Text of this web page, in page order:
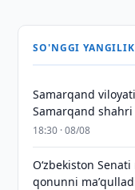
SO'NGGI
Samarqand
Samarqand
18:30 · 08/08
Oʻzbekiston
qonunni